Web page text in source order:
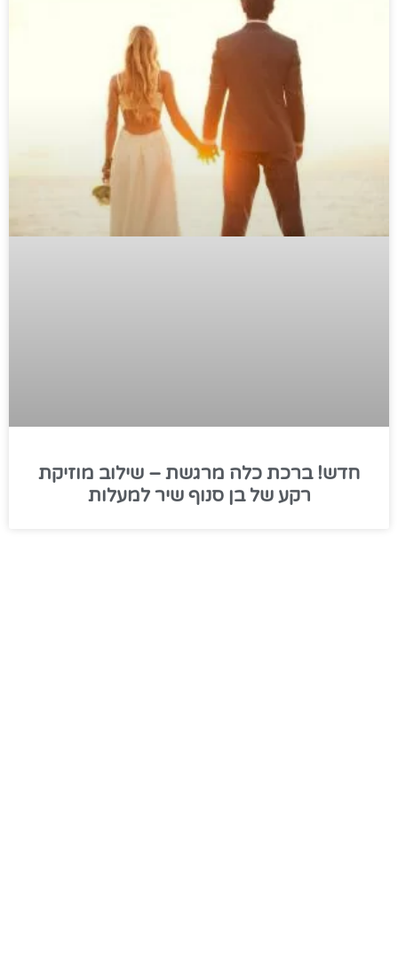
חדש! ברכת כלה מרגשת – שילוב מוזיקת
רקע של בן סנוף שיר למעלות